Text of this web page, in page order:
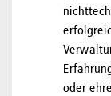
oder